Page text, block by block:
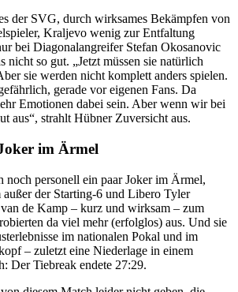
der SVG, durch wirksames Bekämpfen von
Kraljevo wenig zur Entfaltung
bei Diagonalangreifer Stefan Okosanovic
nicht so gut. „Jetzt müssen sie natürlich
sie werden nicht komplett anders spielen.
gerade vor eigenen Fans. Da
Emotionen dabei sein. Aber wenn wir bei
aus“, strahlt Hübner Zuversicht aus.
im Ärmel
noch personell ein paar Joker im Ärmel,
der Starting-6 und Libero Tyler
de Kamp – kurz und wirksam – zum
da viel mehr (erfolglos) aus. Und sie
im nationalen Pokal und im
– zuletzt eine Niederlage in einem
Der Tiebreak endete 27:29.